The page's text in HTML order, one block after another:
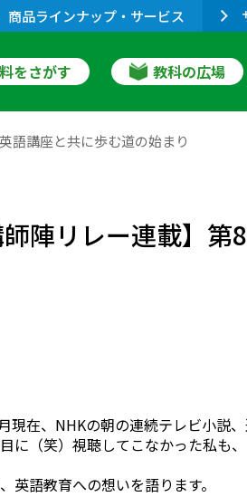
商品ラインナップ・サービス
をさがす 教科の広場
講座と共に歩む道の始まり
陣リレー連載】
現在、NHKの朝の連続テレビ小説
に（笑）視聴してこなかった私も
英語教育への想いを語ります。